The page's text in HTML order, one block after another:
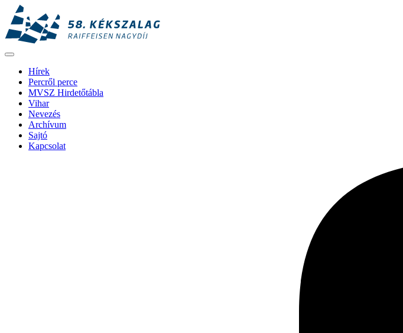
Hírek
Percről perce
MVSZ Hirdetőtábla
Vihar
Nevezés
Archívum
Sajtó
Kapcsolat